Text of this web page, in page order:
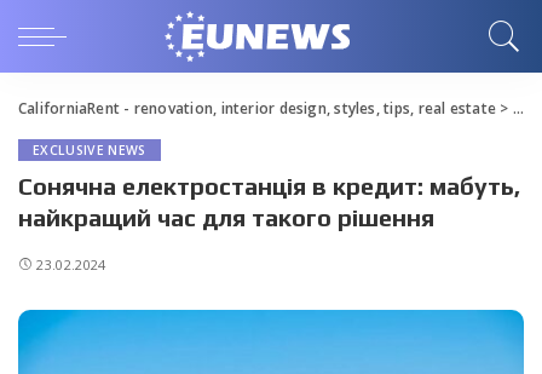
CaliforniaRent - renovation, interior design, styles, tips, real estate>
EXCLUSIVE NEWS
Сонячна електростанція в кредит: мабуть,
найкращий час для такого рішення
23.02.2024